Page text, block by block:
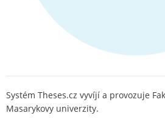
Systém Theses.cz vyvíjí a provozuje
Masarykovy univerzity.